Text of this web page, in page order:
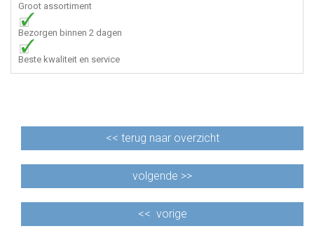
Groot assortiment
Bezorgen binnen 2 dagen
Beste kwaliteit en service
<< terug naar overzicht
volgende >>
<< vorige